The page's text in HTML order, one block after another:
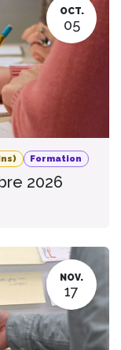
OCT.
05
Formation
2026
NOV.
17